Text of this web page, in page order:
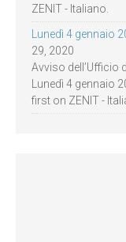
ZENIT - Italiano.
Lunedì 4 gennaio
29, 2020
Avviso dell’Ufficio
Lunedì 4 gennaio
first on ZENIT -